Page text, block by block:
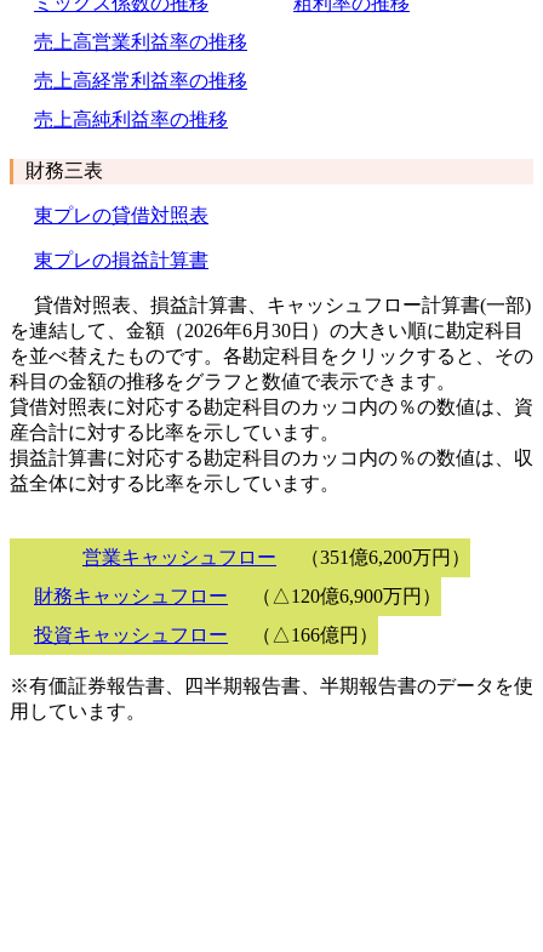
売上高営業利益率の推移
売上高経常利益率の推移
売上高純利益率の推移
財務三表
東プレの貸借対照表
東プレの損益計算書
貸借対照表、損益計算書、キャッシュフロー計算書(一部)
を連結して、金額（2026年6月30日）の大きい順に勘定科目
を並べ替えたものです。各勘定科目をクリックすると、その
科目の金額の推移をグラフと数値で表示できます。
貸借対照表に対応する勘定科目のカッコ内の％の数値は、資
産合計に対する比率を示しています。
損益計算書に対応する勘定科目のカッコ内の％の数値は、収
益全体に対する比率を示しています。
営業キャッシュフロー
（351億6,200万円）
財務キャッシュフロー
（△120億6,900万円）
投資キャッシュフロー
（△166億円）
※有価証券報告書、四半期報告書、半期報告書のデータを使
用しています。